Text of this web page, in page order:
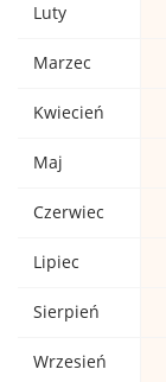
Luty
Marzec
Kwiecień
Maj
Czerwiec
Lipiec
Sierpień
Wrzesień